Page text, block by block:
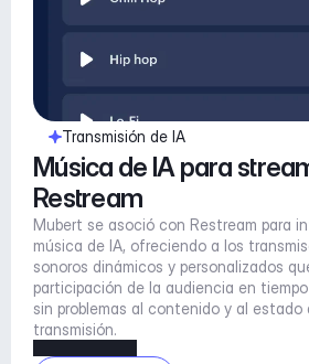
Transmisión de IA
Música de IA para
Restream
Mubert se asoció con Restream para
música de IA, ofreciendo a los
sonoros dinámicos y personalizados
participación de la audiencia en
sin problemas al contenido y al estado
transmisión.